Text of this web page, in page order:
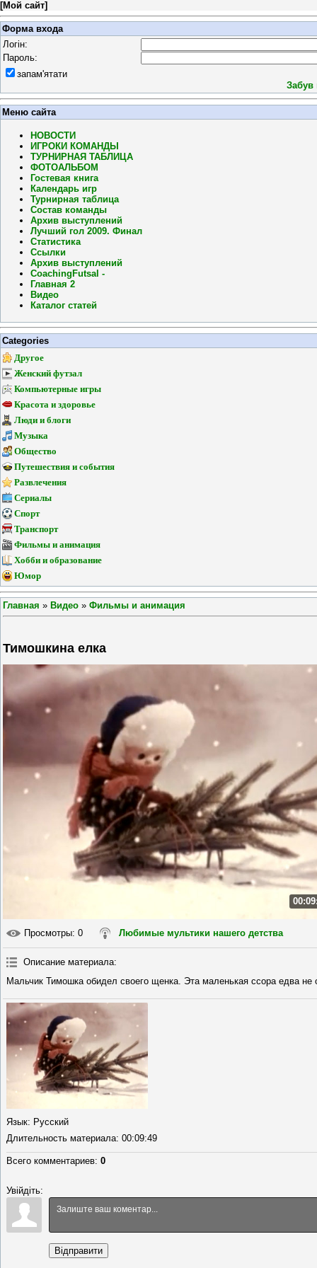
[Мой сайт]
Форма входа
Логін:
Пароль:
запам'ятати
Забув
Меню сайта
НОВОСТИ
ИГРОКИ КОМАНДЫ
ТУРНИРНАЯ ТАБЛИЦА
ФОТОАЛЬБОМ
Гостевая книга
Календарь игр
Турнирная таблица
Состав команды
Архив выступлений
Лучший гол 2009. Финал
Статистика
Ссылки
Архив выступлений
CoachingFutsal -
Главная 2
Видео
Каталог статей
Categories
Другое
Женский футзал
Компьютерные игры
Красота и здоровье
Люди и блоги
Музыка
Общество
Путешествия и события
Развлечения
Сериалы
Спорт
Транспорт
Фильмы и анимация
Хобби и образование
Юмор
Главная » Видео » Фильмы и анимация
Тимошкина елка
Просмотры: 0 Любимые мультики нашего детства
Описание материала:
Мальчик Тимошка обидел своего щенка. Эта маленькая ссора едва
Язык: Русский
Длительность материала: 00:09:49
Всего комментариев: 0
Увійдіть:
Відправити